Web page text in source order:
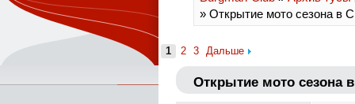
» Открытие мото сезона в
1 2 3 Дальше
Открытие мото сезона